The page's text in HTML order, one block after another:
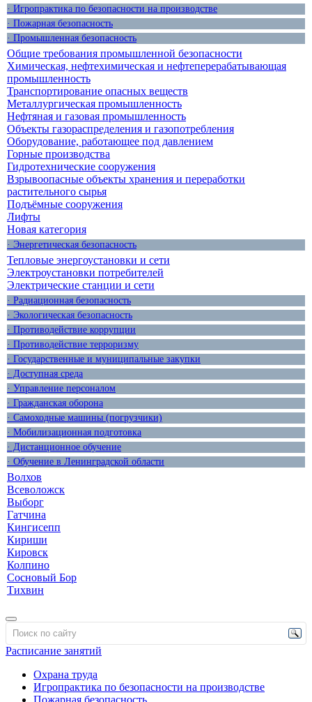
· Игропрактика по безопасности на производстве
· Пожарная безопасность
· Промышленная безопасность
Общие требования промышленной безопасности
Химическая, нефтехимическая и нефтеперерабатывающая
промышленность
Транспортирование опасных веществ
Металлургическая промышленность
Нефтяная и газовая промышленность
Объекты газораспределения и газопотребления
Оборудование, работающее под давлением
Горные производства
Гидротехнические сооружения
Взрывоопасные объекты хранения и переработки
растительного сырья
Подъёмные сооружения
Лифты
Новая категория
· Энергетическая безопасность
Тепловые энергоустановки и сети
Электроустановки потребителей
Электрические станции и сети
· Радиационная безопасность
· Экологическая безопасность
· Противодействие коррупции
· Противодействие терроризму
· Государственные и муниципальные закупки
· Доступная среда
· Управление персоналом
· Гражданская оборона
· Самоходные машины (погрузчики)
· Мобилизационная подготовка
· Дистанционное обучение
· Обучение в Ленинградской области
Волхов
Всеволожск
Выборг
Гатчина
Кингисепп
Кириши
Кировск
Колпино
Сосновый Бор
Тихвин
Расписание занятий
Охрана труда
Игропрактика по безопасности на производстве
Пожарная безопасность